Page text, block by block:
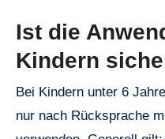
Ist die
Kindern
Bei Kindern unter 6
nur nach Rücksprache